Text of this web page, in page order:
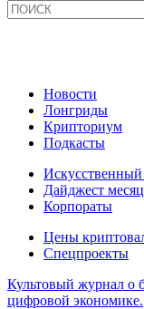
Новости
Лонгриды
Крипториум
Подкасты
Искусственный
Дайджест
Корпораты
Цены
Спецпроекты
Культовый журнал о
цифровой экономике.